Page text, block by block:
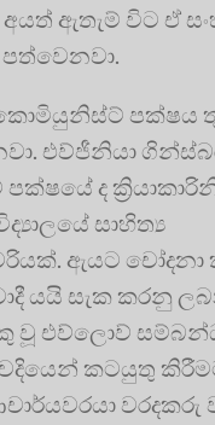
ඇතැම් විට ඒ
පක්ෂය
එව්ජීනියා
ද
සාහිත්‍ය
ඇයට
යයි සැක කරනු
වූ එව්ලොව්
කටයුතු